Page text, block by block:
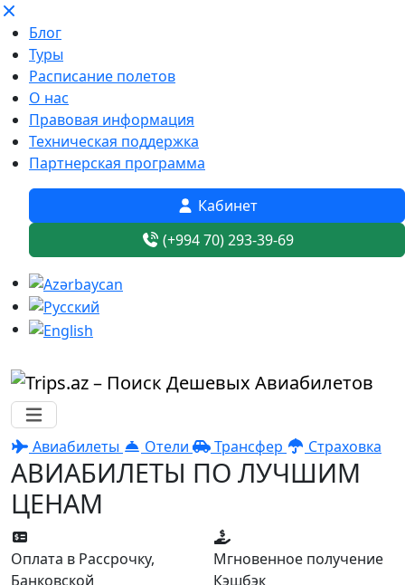
Блог
Туры
Расписание полетов
О нас
Правовая информация
Техническая поддержка
Партнерская программа
Кабинет
(+994 70) 293-39-69
Авиабилеты Отели Трансфер Страховка
АВИАБИЛЕТЫ ПО ЛУЧШИМ
ЦЕНАМ
Оплата в Рассрочку,
Банковской
Мгновенное получение
Кэшбэк